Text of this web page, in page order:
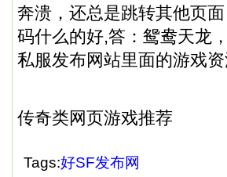
奔溃，还总是跳转其他页
码什么的好,答：鸳鸯天龙
私服发布网站里面的游戏
传奇类网页游戏推荐
Tags:好SF发布网